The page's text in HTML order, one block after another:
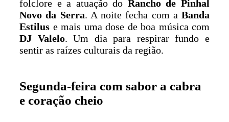
folclore e a atuação do Rancho de Pinhal
Novo da Serra. A noite fecha com a Banda
Estilus e mais uma dose de boa música com
DJ Valelo. Um dia para respirar fundo e
sentir as raízes culturais da região.
Segunda-feira com sabor a cabra
e coração cheio